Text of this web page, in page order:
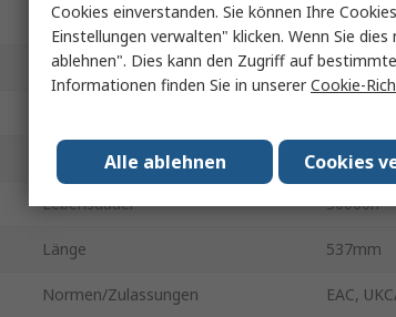
Lampensockel/Fassung 2G11
Serie DULUX
Kaltweiß
Lebensdauer 30000h
Länge 537mm
Normen/Zulassungen EAC,
Cookies einverstanden. Sie können Ihre
Einstellungen verwalten" klicken. Wenn Sie
ablehnen". Dies kann den Zugriff auf
Informationen finden Sie in unsererCookie-
Cookies
Alle ablehnen